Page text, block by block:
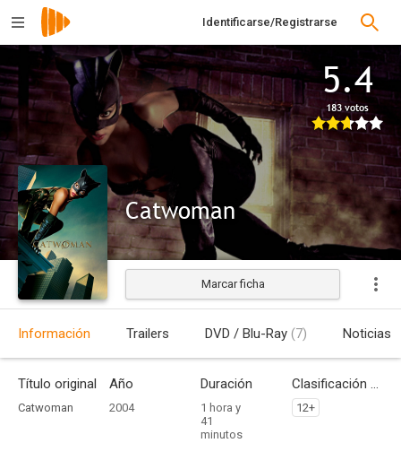
Identificarse/Registrarse
5.4
183 votos
Catwoman
Estrenada
Marcar ficha
Información Trailers DVD / Blu-Ray (7) Noticias
Título original
Catwoman
Año
2004
Duración
1 hora y
41
minutos
Clasificación por edades
12+